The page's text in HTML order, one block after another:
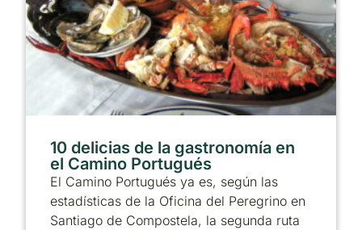
10 delicias de la gastronomía en
el Camino Portugués
El Camino Portugués ya es, según las
estadísticas de la Oficina del Peregrino en
Santiago de Compostela, la segunda ruta